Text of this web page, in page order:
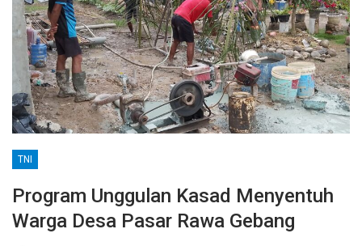
TNI
Program Unggulan Kasad Menyentuh
Warga Desa Pasar Rawa Gebang